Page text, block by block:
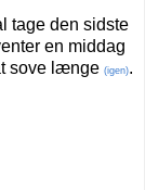
tage den sidste
en middag
sove længe (igen).